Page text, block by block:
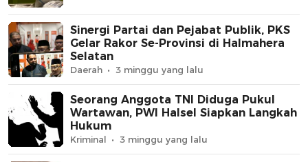
Sinergi Partai dan Pejabat Publik, PKS
Gelar Rakor Se-Provinsi di Halmahera
Selatan
Daerah 3 minggu yang lalu
Seorang Anggota TNI Diduga Pukul
Wartawan, PWI Halsel Siapkan Langkah
Hukum
Kriminal 3 minggu yang lalu